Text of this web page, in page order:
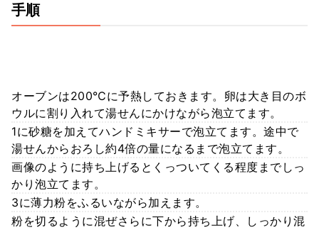
手順
オーブンは200℃に予熱しておきます。卵は大き目のボ
ウルに割り入れて湯せんにかけながら泡立てます。
1に砂糖を加えてハンドミキサーで泡立てます。途中で
湯せんからおろし約4倍の量になるまで泡立てます。
画像のように持ち上げるとくっついてくる程度までしっ
かり泡立てます。
3に薄力粉をふるいながら加えます。
粉を切るように混ぜさらに下から持ち上げ、しっかり混